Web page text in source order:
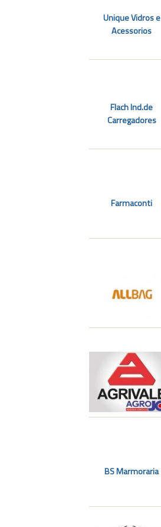
Unique Vidros e
Acessorios
Flach Ind.de
Carregadores
Farmaconti
l
l
BS Marmoraria